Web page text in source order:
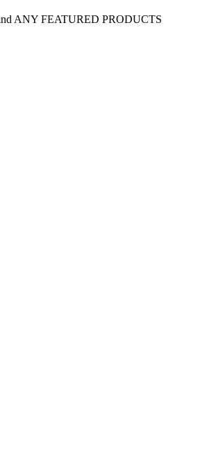
ANY FEATURED PRODUCTS